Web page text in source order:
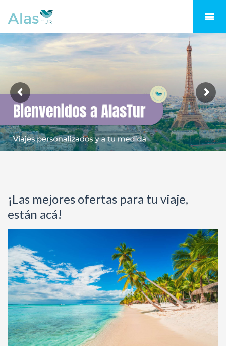
¡Las mejores ofertas para tu viaje,
están acá!